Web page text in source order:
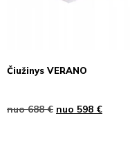
Čiužinys VERANO
nuo688€ nuo 598 €